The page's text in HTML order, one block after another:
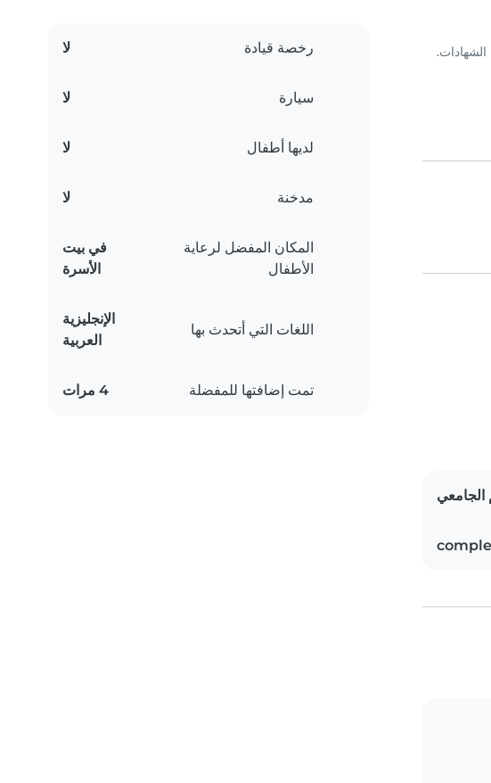
رخصة قيادة لا
سيارة لا
لديها أطفال لا
مدخنة لا
المكان المفضل لرعاية
الأطفال
في بيت
الأسرة
اللغات التي أتحدث بها
الإنجليزية
العربية
تمت إضافتها للمفضلة 4 مرات
الجامعي